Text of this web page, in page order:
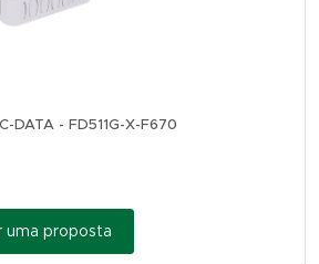
DATA - FD511G-X-F670
uma proposta